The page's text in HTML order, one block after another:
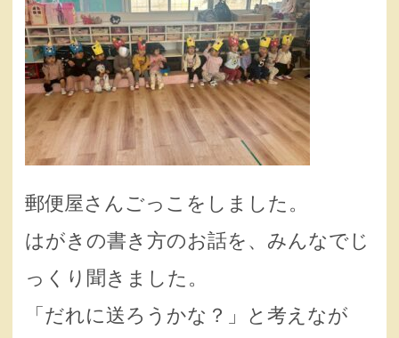
郵便屋さんごっこをしました。
はがきの書き方のお話を、みんなでじ
っくり聞きました。
「だれに送ろうかな？」と考えなが